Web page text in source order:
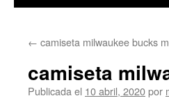
contenido
← camiseta milwaukee bucks
camiseta
Publicada el 10 abril, 2020por